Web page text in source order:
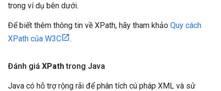
trong ví dụ bên dưới.
Để biết thêm thông tin về XPath, hãy tham khảo Quy cách
XPath của W3C
.
Đánh giá XPathtrong Java
Java có hỗ trợ rộng rãi để phân tích cú pháp XML và sử